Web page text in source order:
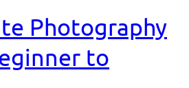
Photography
to